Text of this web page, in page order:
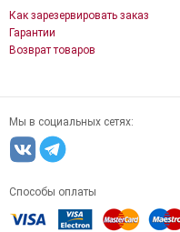
Как зарезервировать заказ
Гарантии
Возврат товаров
Мы в социальных сетях:
Способы оплаты